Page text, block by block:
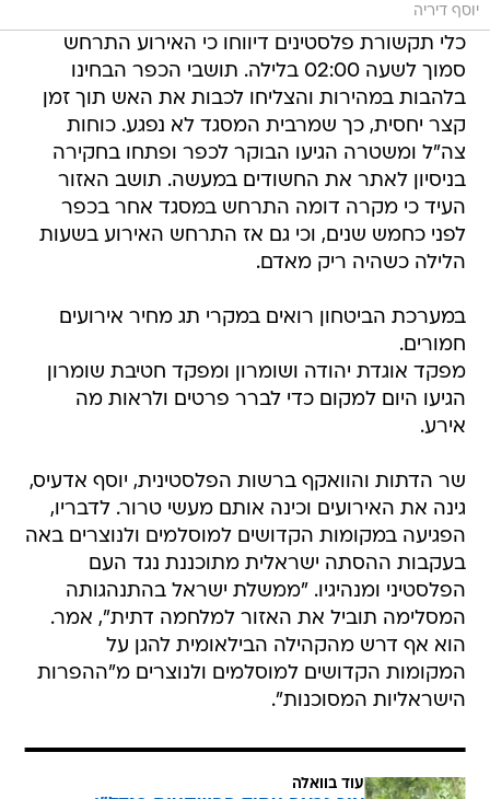
יוסף דיריה
כלי תקשורת פלסטינים דיווחו כי האירוע התרחש
סמוך לשעה 02:00 בלילה. תושבי הכפר הבחינו
בלהבות במהירות והצליחו לכבות את האש תוך זמן
קצר יחסית, כך שמרבית המסגד לא נפגע. כוחות
צה"ל ומשטרה הגיעו הבוקר לכפר ופתחו בחקירה
בניסיון לאתר את החשודים במעשה. תושב האזור
העיד כי מקרה דומה התרחש במסגד אחר בכפר
לפני כחמש שנים, וכי גם אז התרחש האירוע בשעות
הלילה כשהיה ריק מאדם.
במערכת הביטחון רואים במקרי תג מחיר אירועים
חמורים.
מפקד אוגדת יהודה ושומרון ומפקד חטיבת שומרון
הגיעו היום למקום כדי לברר פרטים ולראות מה
אירע.
שר הדתות והוואקף ברשות הפלסטינית, יוסף אדעיס,
גינה את האירועים וכינה אותם מעשי טרור. לדבריו,
הפגיעה במקומות הקדושים למוסלמים ולנוצרים באה
בעקבות ההסתה ישראלית מתוכננת נגד העם
הפלסטיני ומנהיגיו. "ממשלת ישראל בהתנהגותה
המסלימה תוביל את האזור למלחמה דתית", אמר.
הוא אף דרש מהקהילה הבילאומית להגן על
המקומות הקדושים למוסלמים ולנוצרים מ"ההפרות
הישראליות המסוכנות".
עוד בוואלה